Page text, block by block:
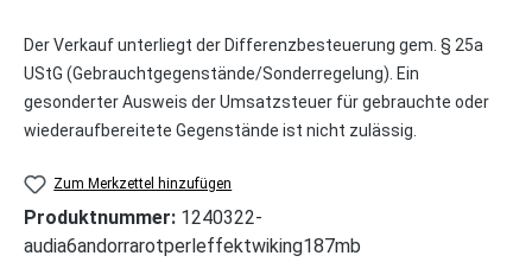
Der Verkauf unterliegt der Differenzbesteuerung gem. § 25a
UStG (Gebrauchtgegenstände/Sonderregelung). Ein
gesonderter Ausweis der Umsatzsteuer für gebrauchte oder
wiederaufbereitete Gegenstände ist nicht zulässig.
Zum Merkzettel hinzufügen
Produktnummer: 1240322-
audia6andorrarotperleffektwiking187mb